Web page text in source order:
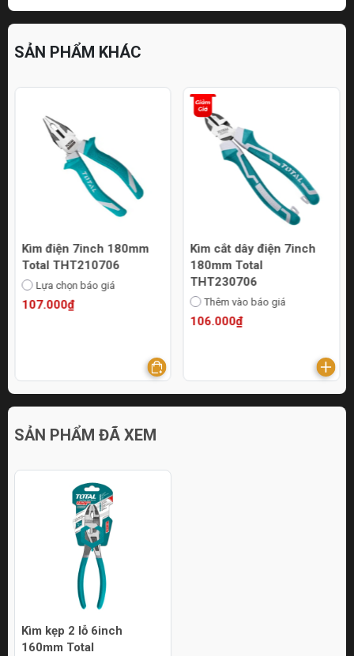
SẢN PHẨM KHÁC
Kìm điện 7inch 180mm
Total THT210706
Lựa chọn báo giá
107.000₫
Kìm cắt dây điện 7inch
180mm Total
THT230706
Thêm vào báo giá
106.000₫
SẢN PHẨM ĐÃ XEM
Kìm kẹp 2 lỗ 6inch
160mm Total